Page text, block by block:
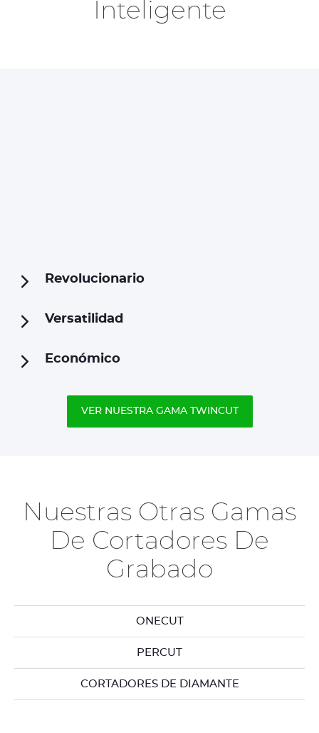
Inteligente
Revolucionario
Versatilidad
Económico
VER NUESTRA GAMA TWINCUT
Nuestras Otras Gamas
De Cortadores De
Grabado
ONECUT
PERCUT
CORTADORES DE DIAMANTE